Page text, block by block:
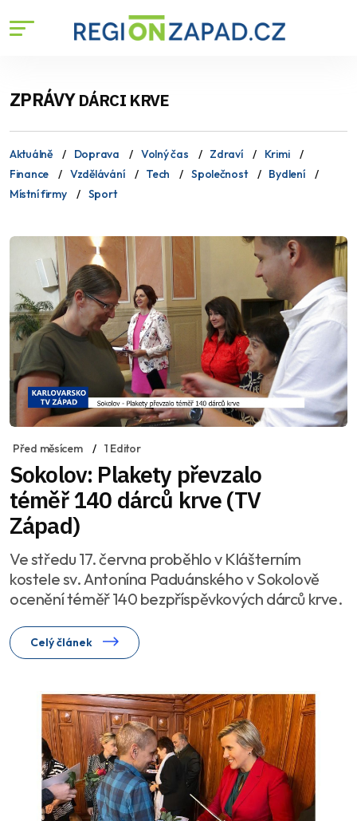
ZPRÁVYDÁRCI KRVE
Aktuálně Doprava Volný čas Zdraví
Krimi
Finance
Vzdělávání Tech Společnost
Bydlení
Místní firmy
Sport
Před měsícem 1 Editor
Sokolov: Plakety převzalo
téměř 140 dárců krve (TV
Západ)
Ve středu 17. června proběhlo v Klášterním
kostele sv. Antonína Paduánského v Sokolově
ocenění téměř 140 bezpříspěvkových dárců krve.
Celý článek